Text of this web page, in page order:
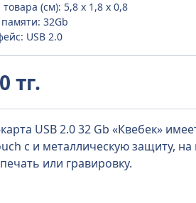
(см): 5,8 х 1,8 х 0,8
32Gb
USB 2.0
тг.
USB 2.0 32 Gb «Квебек»
с и металлическую защиту,
или гравировку.